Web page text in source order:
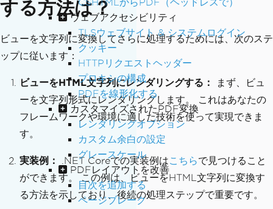
CSHTMLからPDF（ヘッドレスで）
ウェブアクセシビリティ
TLSウェブサイト & システムログイン
クッキー
HTTPリクエストヘッダー
プロキシの構成
PDFを線形化する
カスタマイズされたPDF変換
レンダリングオプション
カスタム余白の設定
グレースケール
PDFレイアウトを改善
目次を追加する
ページブレーク
する方法は？
ビューを文字列に変換してさらに処理するためには、次のステ
ップに従います：
ビューをHTML文字列にレンダリングする：
まず、ビュ
ーを文字列形式にレンダリングします。 これはあなたの
フレームワークや環境に適した技術を使って実現できま
す。
実装例： .NET Coreでの実装例はこちらで見つけること
ができます。 この例は、ビューをHTML文字列に変換す
る方法を示しており、後続の処理ステップで重要です。